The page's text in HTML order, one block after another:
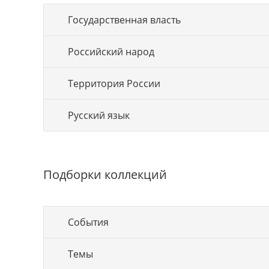
Государственная власть
Российский народ
Территория России
Русский язык
Подборки коллекций
События
Темы